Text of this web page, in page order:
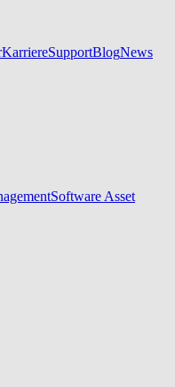
KarriereSupportBlogNews
Software Asset